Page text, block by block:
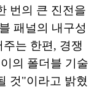
번의 큰 진전을
패널의 내구성
는 한편, 경쟁
의 폴더블 기술
것"이라고 밝혔